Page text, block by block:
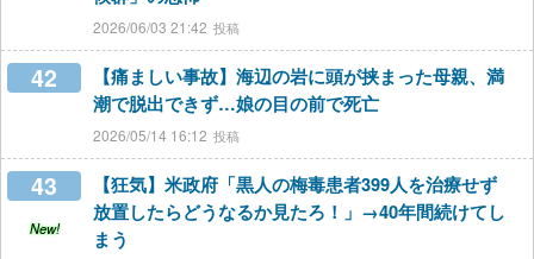
2026/06/03 21:42
42
【痛ましい事故】海辺の岩に頭が挟まった母親、満
潮で脱出できず…娘の目の前で死亡
2026/05/14 16:12
43
New!
【狂気】米政府「黒人の梅毒患者399人を治療せず
放置したらどうなるか見たろ！」→40年間続けてし
まう